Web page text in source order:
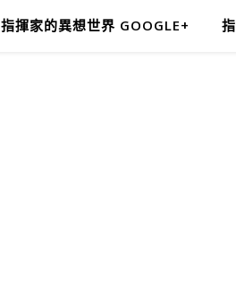
指揮家的異想世界 GOOGLE+